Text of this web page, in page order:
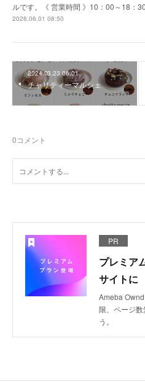
ルです。《 営業時間 》10：00～18：
2026.06.01 08:50
2024.03.23 06:01
チャリティーマルシェ
0コメント
PR
プレミア
サイトに
Ameba
限、ページ
う。